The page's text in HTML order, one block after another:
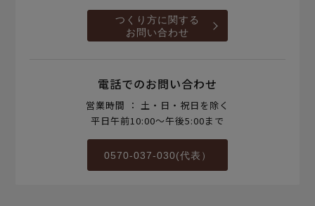
つくり方に関する
お問い合わせ
電話でのお問い合わせ
営業時間 ： 土・日・祝日を除く
平日午前10:00～午後5:00まで
0570-037-030(代表）